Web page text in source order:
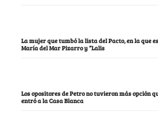
La mujer que tumbó la lista del Pacto, en la que
María del Mar Pizarro y “Lalis
Los opositores de Petro no tuvieron más opción
entró a la Casa Blanca